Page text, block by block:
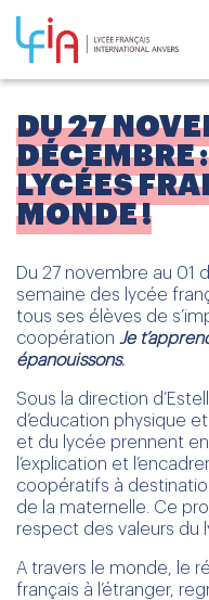
DU 27
DÉCEMBRE
LYCÉES
MONDE !
Du 27 novembre au 01
semaine des lycée
tous ses élèves de
coopération Je
épanouissons.
Sous la direction
d’education physique
et du lycée prennent
l’explication et
coopératifs à
de la maternelle. Ce
respect des valeurs du
A travers le monde, le
français à l’étranger,